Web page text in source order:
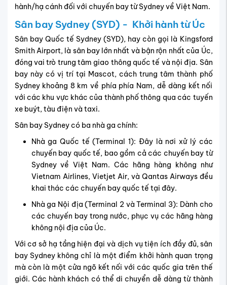
hành/hạ cánh đối với chuyến bay từ Sydney về Việt Nam.
Sân bay Sydney (SYD) - Khởi hành từ Úc
Sân bay Quốc tế Sydney (SYD), hay còn gọi là Kingsford
Smith Airport, là sân bay lớn nhất và bận rộn nhất của Úc,
đóng vai trò trung tâm giao thông quốc tế và nội địa. Sân
bay này có vị trí tại Mascot, cách trung tâm thành phố
Sydney khoảng 8 km về phía phía Nam, dễ dàng kết nối
với các khu vực khác của thành phố thông qua các tuyến
xe buýt, tàu điện và taxi.
Sân bay Sydney có ba nhà ga chính:
Nhà ga Quốc tế (Terminal 1): Đây là nơi xử lý các
chuyến bay quốc tế, bao gồm cả các chuyến bay từ
Sydney về Việt Nam. Các hãng hàng không như
Vietnam Airlines, Vietjet Air, và Qantas Airways đều
khai thác các chuyến bay quốc tế tại đây.
Nhà ga Nội địa (Terminal 2 và Terminal 3): Dành cho
các chuyến bay trong nước, phục vụ các hãng hàng
không nội địa của Úc.
Với cơ sở hạ tầng hiện đại và dịch vụ tiện ích đầy đủ, sân
bay Sydney không chỉ là một điểm khởi hành quan trọng
mà còn là một cửa ngõ kết nối với các quốc gia trên thế
giới. Các hành khách có thể di chuyển dễ dàng từ thành